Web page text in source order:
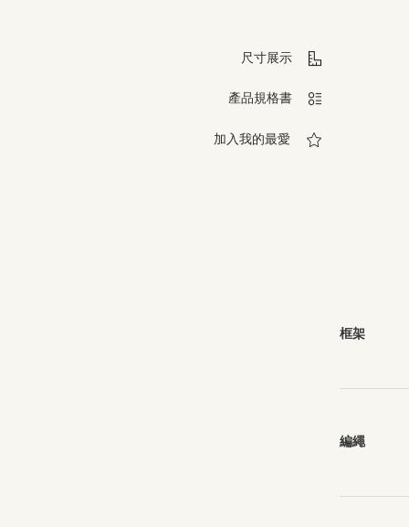
尺寸展示
產品規格書
加入我的最愛
框架
編繩